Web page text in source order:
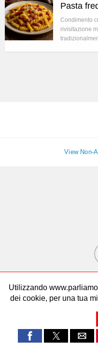
Pasta
Condimento
rivisitazione
View Non-
Utilizzando
dei cookie, per una tua